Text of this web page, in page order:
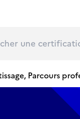
Parcours